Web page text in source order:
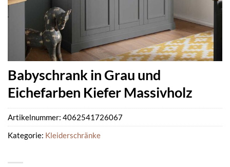
Babyschrank in Grau und
Eichefarben Kiefer Massivholz
Artikelnummer: 4062541726067
Kategorie: Kleiderschränke